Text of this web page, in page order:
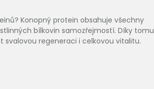
Konopný protein obsahuje všechny
bílkovin samozřejmostí. Díky tomu
svalovou regeneraci i celkovou vitalitu.